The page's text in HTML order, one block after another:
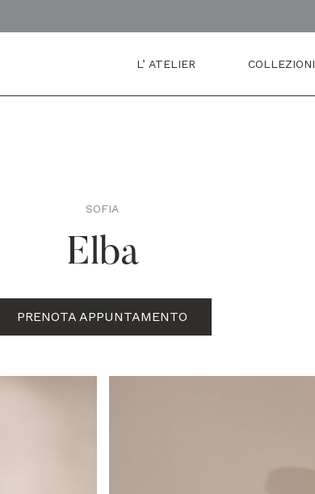
L’ ATELIER COLLEZIONI
,
SOFIA
Elba
PRENOTA APPUNTAMENTO